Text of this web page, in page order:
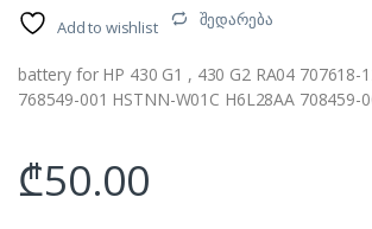
Add to wishlist შედარება
battery for HP 430 G1 , 430 G2 RA04 707618-
768549-001 HSTNN-W01C H6L28AA 708459-
₾50.00